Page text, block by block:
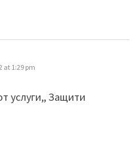
at 1:29 pm
услуги,, Защити